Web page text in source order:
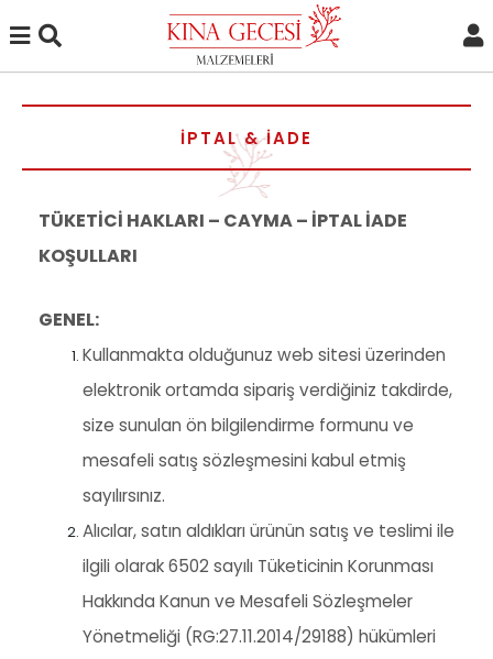
İPTAL & İADE
TÜKETİCİ HAKLARI – CAYMA – İPTAL İADE
KOŞULLARI
GENEL:
Kullanmakta olduğunuz web sitesi üzerinden
elektronik ortamda sipariş verdiğiniz takdirde,
size sunulan ön bilgilendirme formunu ve
mesafeli satış sözleşmesini kabul etmiş
sayılırsınız.
Alıcılar, satın aldıkları ürünün satış ve teslimi ile
ilgili olarak 6502 sayılı Tüketicinin Korunması
Hakkında Kanun ve Mesafeli Sözleşmeler
Yönetmeliği (RG:27.11.2014/29188) hükümleri